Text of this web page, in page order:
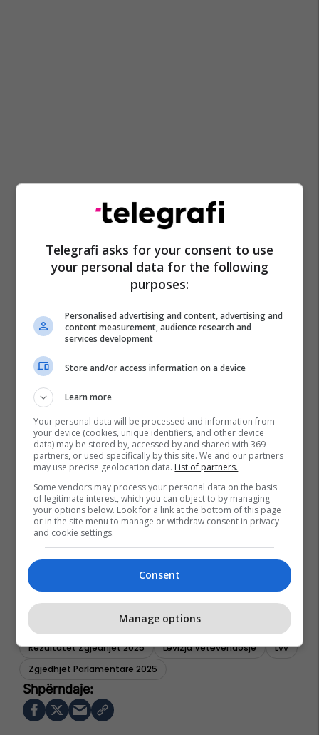
Rezultatet Zgjedhjet 2025 Lëvizja Vetëvendosje
Lvv
Zgjedhjet Parlamentare 2025
Telegrafi asks for your consent to use
your personal data for the following
purposes:
Personalised advertising and content, advertising and
content measurement, audience research and
services development
Store and/or access information on a device
Learn more
Your personal data will be processed and information from
your device (cookies, unique identifiers, and other device
data) may be stored by, accessed by and shared with 369
partners, or used specifically by this site. We and our partners
may use precise geolocation data. List of partners.
Some vendors may process your personal data on the basis
of legitimate interest, which you can object to by managing
your options below. Look for a link at the bottom of this page
or in the site menu to manage or withdraw consent in privacy
and cookie settings.
Consent
Manage options